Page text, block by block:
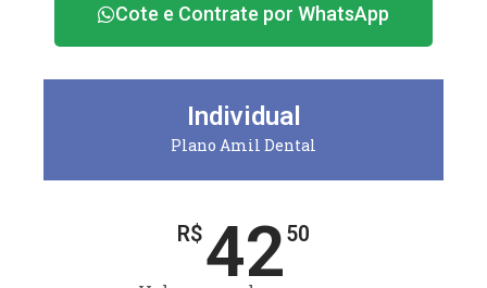
Cote e Contrate por WhatsApp
Individual
Plano Amil Dental
R$4250